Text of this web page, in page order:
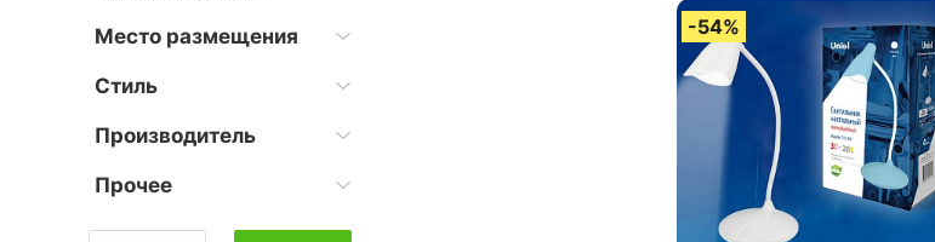
Место размещения
Стиль
Производитель
Прочее